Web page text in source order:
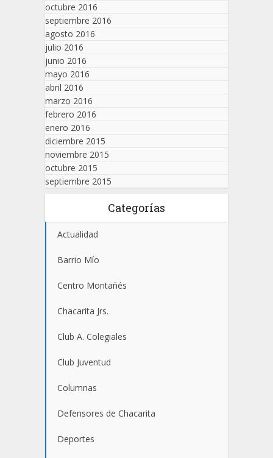
octubre 2016
septiembre 2016
agosto 2016
julio 2016
junio 2016
mayo 2016
abril 2016
marzo 2016
febrero 2016
enero 2016
diciembre 2015
noviembre 2015
octubre 2015
septiembre 2015
Categorías
Actualidad
Barrio Mío
Centro Montañés
Chacarita Jrs.
Club A. Colegiales
Club Juventud
Columnas
Defensores de Chacarita
Deportes